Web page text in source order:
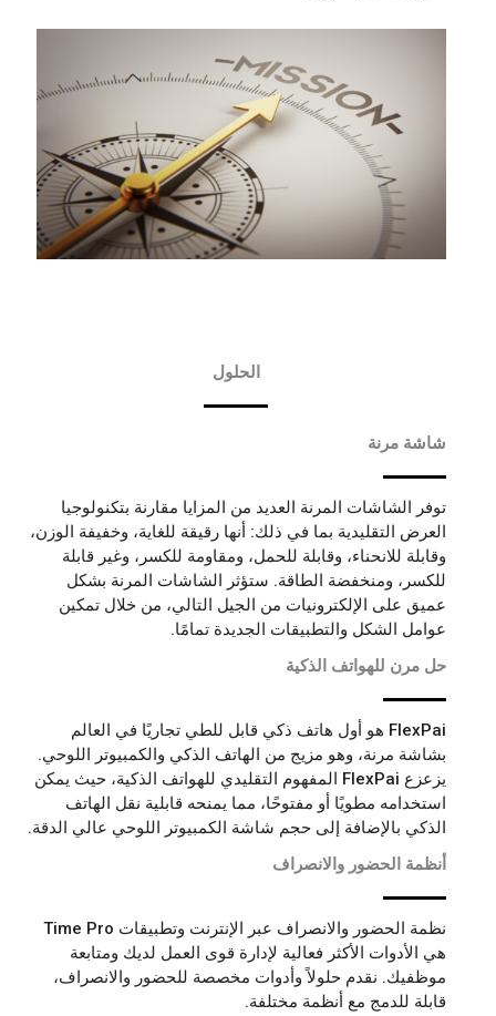
الحلول
شاشة مرنة
توفر الشاشات المرنة العديد من المزايا مقارنة بتكنولوجيا
العرض التقليدية بما في ذلك: أنها رقيقة للغاية، وخفيفة الوزن،
وقابلة للانحناء، وقابلة للحمل، ومقاومة للكسر، وغير قابلة
للكسر، ومنخفضة الطاقة. ستؤثر الشاشات المرنة بشكل
عميق على الإلكترونيات من الجيل التالي، من خلال تمكين
عوامل الشكل والتطبيقات الجديدة تمامًا.
حل مرن للهواتف الذكية
FlexPai هو أول هاتف ذكي قابل للطي تجاريًا في العالم
بشاشة مرنة، وهو مزيج من الهاتف الذكي والكمبيوتر اللوحي.
يزعزع FlexPai المفهوم التقليدي للهواتف الذكية، حيث يمكن
استخدامه مطويًا أو مفتوحًا، مما يمنحه قابلية نقل الهاتف
الذكي بالإضافة إلى حجم شاشة الكمبيوتر اللوحي عالي الدقة.
أنظمة الحضور والانصراف
نظمة الحضور والانصراف عبر الإنترنت وتطبيقات Time Pro
هي الأدوات الأكثر فعالية لإدارة قوى العمل لديك ومتابعة
موظفيك. نقدم حلولاً وأدوات مخصصة للحضور والانصراف،
قابلة للدمج مع أنظمة مختلفة.